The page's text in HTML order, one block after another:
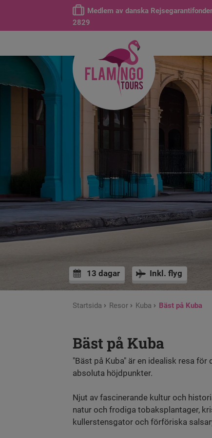
Medlem av danska
2829
13 dagar Inkl. flyg
Startsida Resor Kuba Bäst på Kuba
Bäst på Kuba
"Bäst på Kuba" är en idealisk resa
absoluta höjdpunkter.
Njut av fascinerande kultur och
natur och frodiga tobaksplantager,
kullerstensgator och förföriska